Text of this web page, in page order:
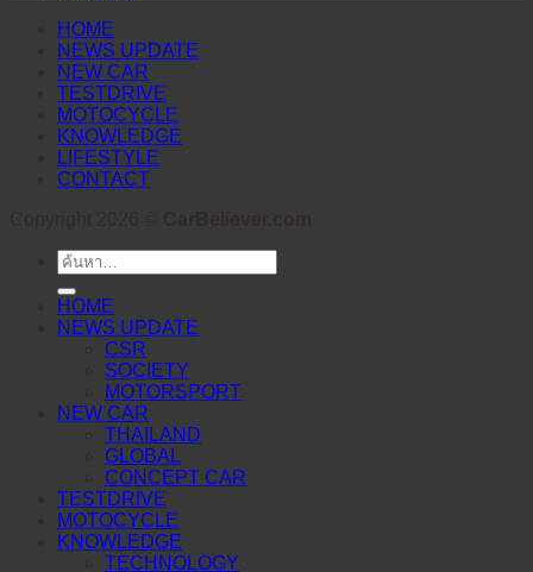
HOME
NEWS UPDATE
NEW CAR
TESTDRIVE
MOTOCYCLE
KNOWLEDGE
LIFESTYLE
CONTACT
ค้นหา:
HOME
NEWS UPDATE
CSR
SOCIETY
MOTORSPORT
NEW CAR
THAILAND
GLOBAL
CONCEPT CAR
TESTDRIVE
MOTOCYCLE
KNOWLEDGE
TECHNOLOGY